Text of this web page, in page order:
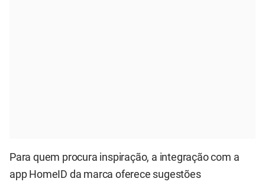
Para quem procura inspiração, a integração com a
app HomeID da marca oferece sugestões